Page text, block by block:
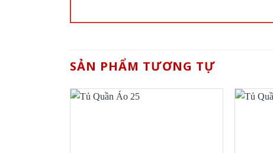
SẢN PHẨM TƯƠNG TỰ